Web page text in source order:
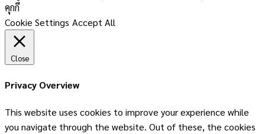
คุกกี้
Cookie Settings Accept All
Close
Privacy Overview
This website uses cookies to improve your experience while
you navigate through the website. Out of these, the cookies